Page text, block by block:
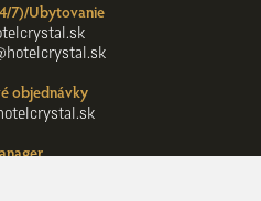
7)/Ubytovanie
objednávky